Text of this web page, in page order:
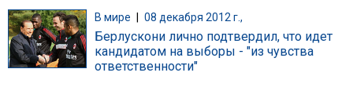
В мире 08 декабря 2012 г.,
Берлускони лично подтвердил, что идет
кандидатом на выборы - "из чувства
ответственности"